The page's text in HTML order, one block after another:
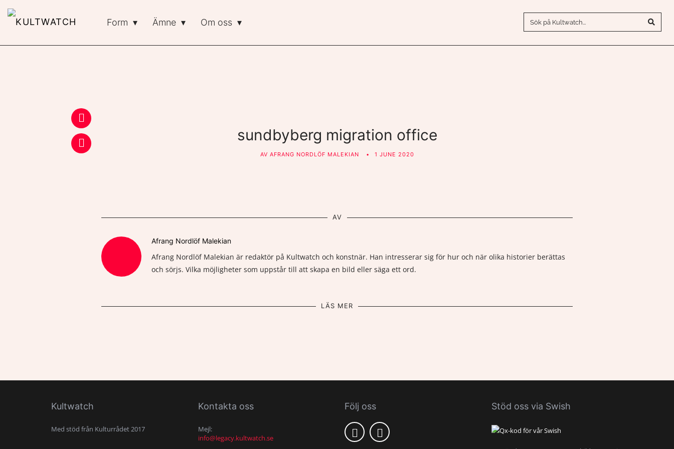
Form Ämne Om oss
sundbyberg migration office
AV AFRANG NORDLÖF MALEKIAN 1 JUNE 2020
AV
Afrang Nordlöf Malekian
Afrang Nordlöf Malekian är redaktör på Kultwatch och konstnär. Han intresserar sig för hur och när olika historier berättas
och sörjs. Vilka möjligheter som uppstår till att skapa en bild eller säga ett ord.
LÄS MER
Kultwatch
Med stöd från Kulturrådet 2017
Kontakta oss
Mejl:
info@legacy.kultwatch.se
Följ oss Stöd oss via Swish